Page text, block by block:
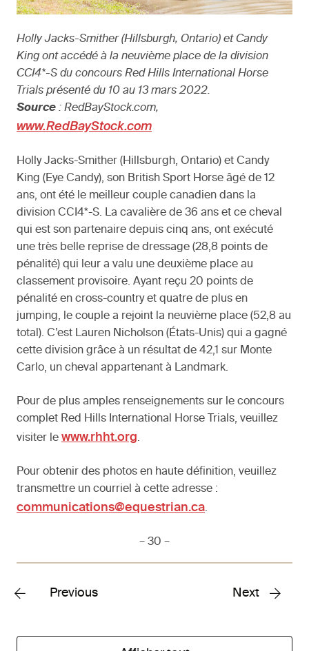
Holly Jacks-Smither (Hillsburgh, Ontario) et Candy
King ont accédé à la neuvième place de la division
CCI4*-S du concours Red Hills International Horse
Trials présenté du 10 au 13 mars 2022.
Source : RedBayStock.com,
www.RedBayStock.com
Holly Jacks-Smither (Hillsburgh, Ontario) et Candy
King (Eye Candy), son British Sport Horse âgé de 12
ans, ont été le meilleur couple canadien dans la
division CCI4*-S. La cavalière de 36 ans et ce cheval
qui est son partenaire depuis cinq ans, ont exécuté
une très belle reprise de dressage (28,8 points de
pénalité) qui leur a valu une deuxième place au
classement provisoire. Ayant reçu 20 points de
pénalité en cross-country et quatre de plus en
jumping, le couple a rejoint la neuvième place (52,8 au
total). C’est Lauren Nicholson (États-Unis) qui a gagné
cette division grâce à un résultat de 42,1 sur Monte
Carlo, un cheval appartenant à Landmark.
Pour de plus amples renseignements sur le concours
complet Red Hills International Horse Trials, veuillez
visiter le www.rhht.org.
Pour obtenir des photos en haute définition, veuillez
transmettre un courriel à cette adresse :
communications@equestrian.ca.
– 30 –
Previous Next